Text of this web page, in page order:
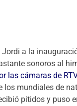
Jordi a la
sonoros al
las cámaras de
los mundiales de
pitidos y puso